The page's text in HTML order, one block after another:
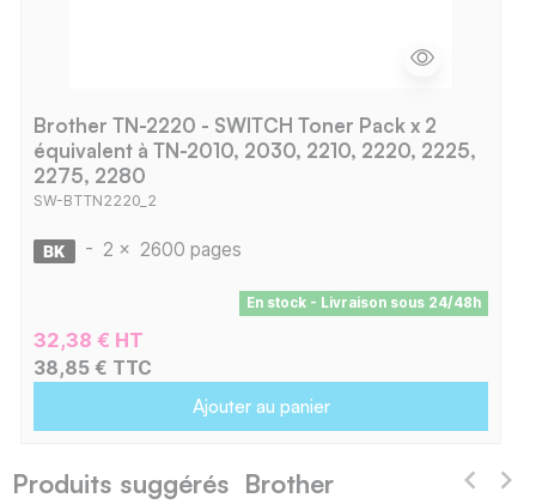
Brother TN-2220 - SWITCH Toner Pack x 2
équivalent à TN-2010, 2030, 2210, 2220, 2225,
2275, 2280
SW-BTTN2220_2
- 2 x 2600 pages
En stock - Livraison sous 24/48h
32,38 € HT
38,85 € TTC
Ajouter au panier
Produits suggérés Brother